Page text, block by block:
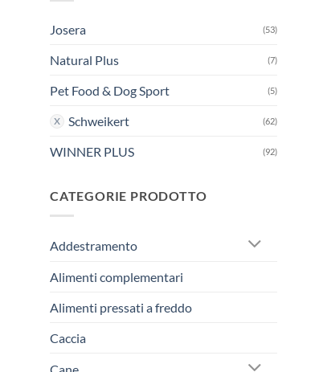
Josera (53)
Natural Plus (7)
Pet Food & Dog Sport (5)
Schweikert (62)
WINNER PLUS (92)
CATEGORIE PRODOTTO
Addestramento
Alimenti complementari
Alimenti pressati a freddo
Caccia
Cane